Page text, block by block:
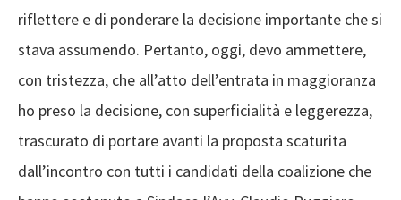
riflettere e di ponderare la decisione importante che si
stava assumendo. Pertanto, oggi, devo ammettere,
con tristezza, che all’atto dell’entrata in maggioranza
ho preso la decisione, con superficialità e leggerezza,
trascurato di portare avanti la proposta scaturita
dall’incontro con tutti i candidati della coalizione che